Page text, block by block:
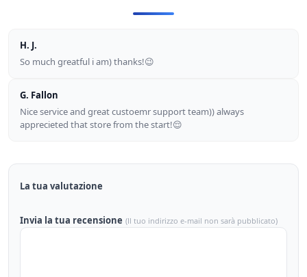
H. J.
So much greatful i am) thanks!😉
G. Fallon
Nice service and great custoemr support team)) always
apprecieted that store from the start!😌
La tua valutazione
Invia la tua recensione (Il tuo indirizzo e-mail non sarà pubblicato)